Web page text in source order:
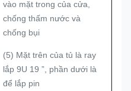
vào mặt trong của cửa,
chống thấm nước và
chống bụi
(5) Mặt trên của tủ là ray
lắp 9U 19 ”, phần dưới là
để lắp pin